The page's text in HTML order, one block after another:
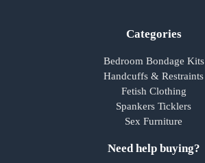
Categories
Bedroom Bondage Kits
Handcuffs & Restraints
Fetish Clothing
Spankers Ticklers
Sex Furniture
Need help buying?